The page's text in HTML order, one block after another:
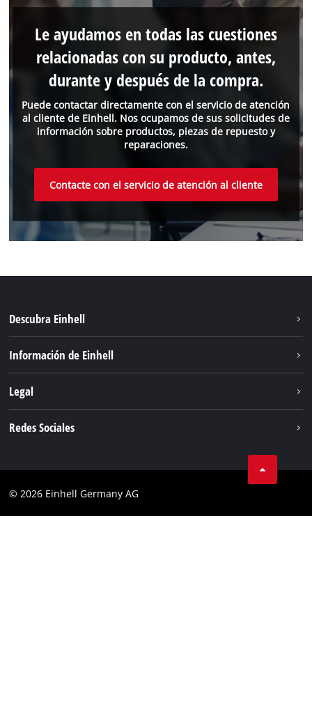
Puede contactar directamente con el servicio de atención
al cliente de Einhell. Nos ocupamos de sus solicitudes de
información sobre productos, piezas de repuesto y
reparaciones.
Le ayudamos en todas las cuestiones
relacionadas con su producto, antes,
durante y después de la compra.
Contacte con el servicio de atención al cliente
Descubra Einhell
Servicio
Información de Einhell
Legal
Redes Sociales
© 2026 Einhell Germany AG